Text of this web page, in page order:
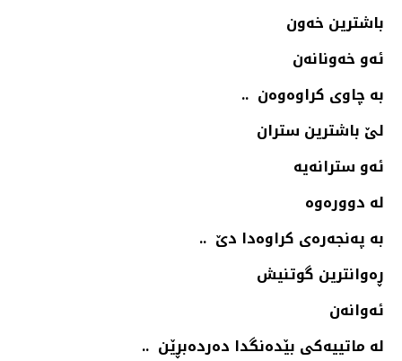
باشترین خەون
ئەو خەونانەن
بە چاوی كراوەوەن ..
لێ باشترین ستران
ئەو سترانەیە
لە دوورەوە
بە پەنجەرەی كراوەدا دێ ‌ ..
ڕەوانترین گوتنیش
ئەوانەن
لە ماتییەكی بێدەنگدا دەردەبڕێن ‌ ..